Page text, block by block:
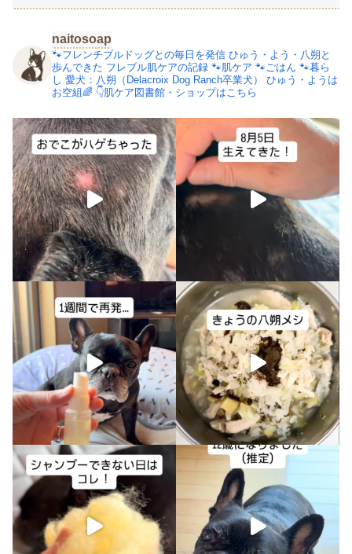
naitosoap
🐾フレンチブルドッグとの毎日を発信 ひゅう・よう・八朔と
歩んできた フレブル肌ケアの記録 🐾肌ケア 🐾ごはん 🐾暮ら
し 愛犬：八朔（Delacroix Dog Ranch卒業犬）
ひゅう・ようは
お空組🌈 👇肌ケア図書館・ショップはこちら